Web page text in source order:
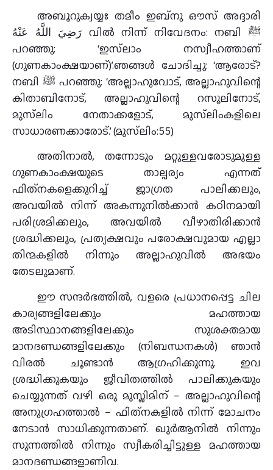
അബൂറുക്വയ്യഃ തമീം ഇബ്‌നു ഔസ് അദ്ദാരി
رَضِيَ اللَّهُ عَنْهُ വിൽ നിന്ന് നിവേദനം: നബി ﷺ
പറഞ്ഞു: ‘ഇസ്‌ലാം നസ്വീഹത്താണ്
(ഗുണകാംക്ഷയാണ്)’.ഞങ്ങള്‍ ചോദിച്ചു: ‘ആരോട്?
നബി ﷺ പറഞ്ഞു: ‘അല്ലാഹുവോട്, അല്ലാഹുവിന്റെ
കിതാബിനോട്, അല്ലാഹുവിന്റെ റസൂലിനോട്,
മുസ്‌ലിം നേതാക്കളോട്, മുസ്‌ലിംകളിലെ
സാധാരണക്കാരോട്.’ (മുസ്‌ലിം:55)
അതിനാൽ, തന്നോടും മറ്റുള്ളവരോടുമുള്ള
ഗുണകാംക്ഷയുടെ താല്പര്യം എന്നത്
ഫിത്‌നകളെക്കുറിച്ച് ജാഗ്രത പാലിക്കലും,
അവയിൽ നിന്ന് അകന്നുനിൽക്കാൻ കഠിനമായി
പരിശ്രമിക്കലും, അവയിൽ വീഴാതിരിക്കാൻ
ശ്രദ്ധിക്കലും, പ്രത്യക്ഷവും പരോക്ഷവുമായ എല്ലാ
തിന്മകളിൽ നിന്നും അല്ലാഹുവിൽ അഭയം
തേടലുമാണ്.
ഈ സന്ദർഭത്തിൽ, വളരെ പ്രധാനപ്പെട്ട ചില
കാര്യങ്ങളിലേക്കും മഹത്തായ
അടിസ്ഥാനങ്ങളിലേക്കും സുശക്തമായ
മാനദണ്ഡങ്ങളിലേക്കും (നിബന്ധനകൾ) ഞാൻ
വിരൽ ചൂണ്ടാൻ ആഗ്രഹിക്കുന്നു. ഇവ
ശ്രദ്ധിക്കുകയും ജീവിതത്തിൽ പാലിക്കുകയും
ചെയ്യുന്നത് വഴി ഒരു മുസ്ലിമിന് – അല്ലാഹുവിന്റെ
അനുഗ്രഹത്താൽ – ഫിത്‌നകളിൽ നിന്ന് മോചനം
നേടാൻ സാധിക്കുന്നതാണ്. ഖുര്‍ആനിൽ നിന്നും
സുന്നത്തിൽ നിന്നും സ്വീകരിച്ചിട്ടുള്ള മഹത്തായ
മാനദണ്ഡങ്ങളാണിവ.